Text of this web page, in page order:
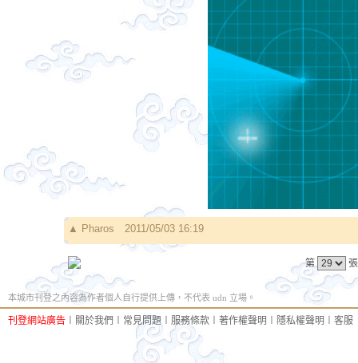
▲ Pharos 2011/05/03 16:19
第
本城市刊登之內容為作者個人自行提供上傳，不代表 udn 立場。
刊登網站廣告 關於我們 常見問題 服務條款 著作權聲明 隱私權聲明 客服